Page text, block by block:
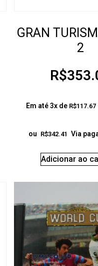
GRAN
2
R$
Em até 3x de R$117.67
ou R$342.41 Via
Adicionar ao